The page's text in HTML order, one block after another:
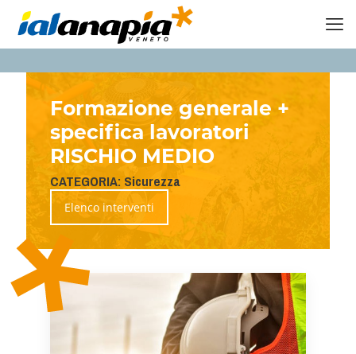
Formazione generale +
specifica lavoratori
RISCHIO MEDIO
CATEGORIA: Sicurezza
Elenco interventi